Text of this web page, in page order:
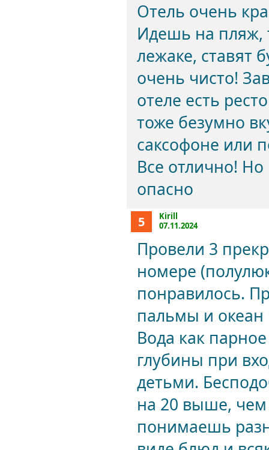
Отель очень
Идешь на пляж,
лежаке, ставят
очень чисто!
отеле есть
тоже безумно
саксофоне или
Все отлично!
опасно
5
Kirill
07.11.2024
Провели 3
номере
понравилось.
пальмы и океан
Вода как
глубины при
детьми.
на 20 выше,
понимаешь